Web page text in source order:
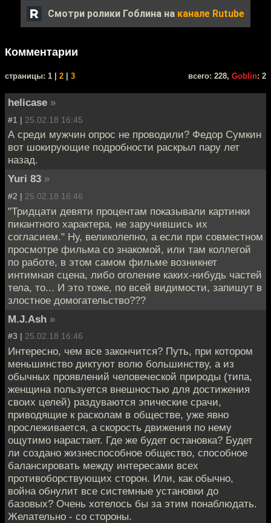
Смотри ролики Гоблина на канале Rutube
Комментарии
cтраницы: 1 | 2 3 всего: 228, Goblin: 2
helicase »
#1 | 25.02.18 16:45
А среди мужчин опрос не проводили? Федор Сумкин
вот шокирующие подробности раскрыл пару лет
назад.
Yuri 83 »
#2 | 25.02.18 16:46
"Тридцати девяти процентам показывали картинки
пикантного характера, не заручившись их
согласием." Ну, великолепно, а если при совместном
просмотре фильма со знакомой, или там коллегой
по работе, в этом самом фильме возникнет
интимная сцена, либо оголение каких-нибудь частей
тела, то... И это тоже, по всей видимости, запишут в
злостное домогательство???
M.J.Ash »
#3 | 25.02.18 16:46
Интересно, чем все закончится? Путь, при котором
меньшинство диктуют волю большинству, а из
обычных проявлений человеческой природы (типа,
женщина пользуется внешностью для достижения
своих целей) раздуваются эпические срачи,
приводящие к расколам в обществе, уже явно
прослеживается, а скорость движения по нему
ощутимо нарастает. Где же будет остановка? Будет
ли создано жизнеспособное общество, способное
балансировать между интересами всех
противоборствующих сторон. Или, как обычно,
война обнулит все системные установки до
базовых? Очень хотелось бы за этим понаблюдать.
Желательно - со стороны.